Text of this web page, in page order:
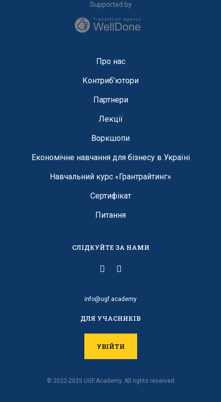
Supported by
Про нас
Контриб’ютори
Партнери
Лекції
Воркшопи
Економічне навчання для бізнесу в Україні
Навчальний курс «Грантрайтинг»
Сертифікат
Питання
СЛІДКУЙТЕ ЗА НАМИ
info@ugf.academy
ДЛЯ УЧАСНИКІВ
УВІЙТИ
© 2022-2025 UGF.Academy. All rights reserved.